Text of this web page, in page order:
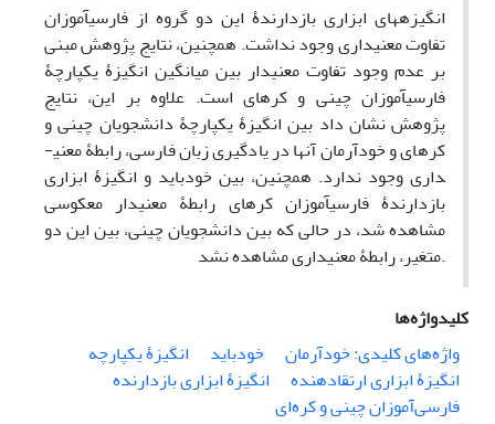
انگیزه­های ابزاری بازدارندۀ این دو گروه از فارسی­آموزان
تفاوت معنی­داری وجود نداشت. همچنین، نتایج پژوهش مبنی
بر عدم وجود تفاوت معنی­دار بین میانگین انگیزۀ یکپارچۀ
فارسی­آموزان چینی و کره­ای است. علاوه بر این، نتایج
پژوهش نشان داد بین انگیزۀ یکپارچۀ دانشجویان چینی و
کره­ای و خودآرمان آن­ها در یادگیری زبان فارسی، رابطۀ معنی­
داری وجود ندارد. همچنین، بین خودباید و انگیزۀ ابزاری
بازدارندۀ فارسی­آموزان کره­ای رابطۀ معنی­دار معکوسی
مشاهده شد، در حالی که بین دانشجویان چینی، بین این دو
متغیر، رابطۀ معنی­داری مشاهده نشد.
کلیدواژه‌ها
واژه‌های کلیدی: خودآرمان
خودباید
انگیزۀ یکپارچه
انگیزۀ ابزاری ارتقادهنده
انگیزۀ ابزاری بازدارنده
فارسی‌آموزان چینی و کره‌ای